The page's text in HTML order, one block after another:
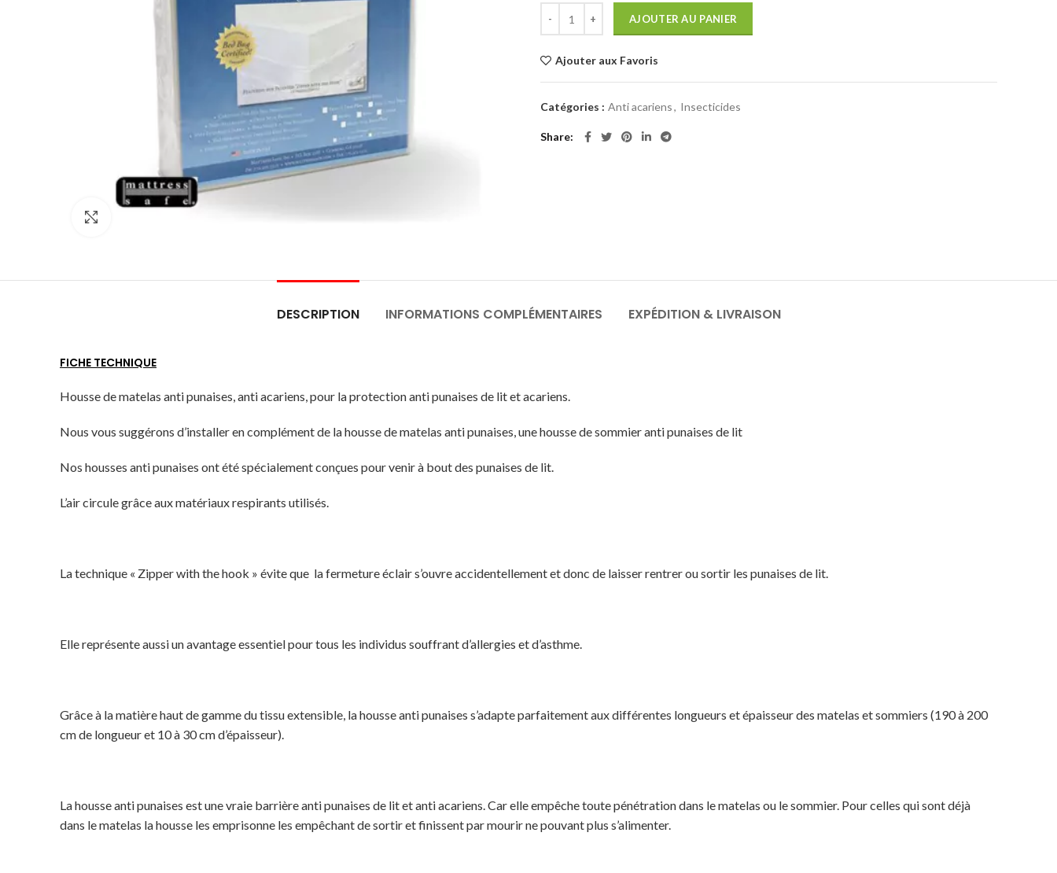
AJOUTER AU PANIER
Ajouter aux Favoris
Catégories : Anti acariens, Insecticides
Share
DESCRIPTION INFORMATIONS COMPLÉMENTAIRES EXPÉDITION & LIVRAISON
FICHE TECHNIQUE
Housse de matelas anti punaises, anti acariens, pour la protection anti punaises de lit et acariens.
Nous vous suggérons d’installer en complément de la housse de matelas anti punaises, une housse de sommier anti punaises de lit
Nos housses anti punaises ont été spécialement conçues pour venir à bout des punaises de lit.
L’air circule grâce aux matériaux respirants utilisés.
La technique « Zipper with the hook » évite que la fermeture éclair s’ouvre accidentellement et donc de laisser rentrer ou sortir les punaises de lit.
Elle représente aussi un avantage essentiel pour tous les individus souffrant d’allergies et d’asthme.
Grâce à la matière haut de gamme du tissu extensible, la housse anti punaises s’adapte parfaitement aux différentes longueurs et épaisseur des matelas et sommiers (190 à 200
cm de longueur et 10 à 30 cm d’épaisseur).
La housse anti punaises est une vraie barrière anti punaises de lit et anti acariens. Car elle empêche toute pénétration dans le matelas ou le sommier. Pour celles qui sont déjà
dans le matelas la housse les emprisonne les empêchant de sortir et finissent par mourir ne pouvant plus s’alimenter.